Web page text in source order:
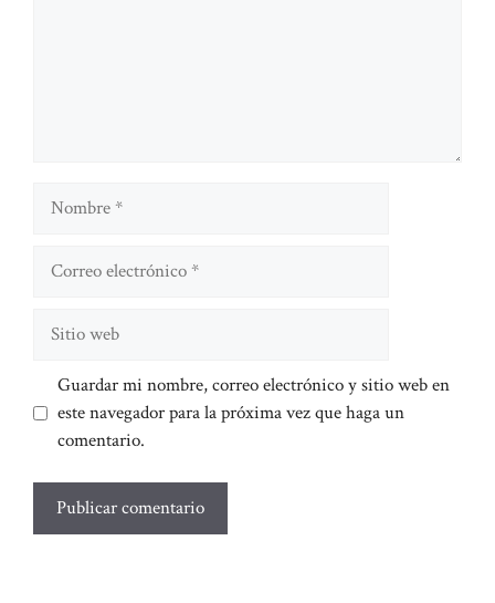
Nombre
electrónico
web
Guardar mi nombre, correo electrónico y sitio web en
este navegador para la próxima vez que haga un
comentario.